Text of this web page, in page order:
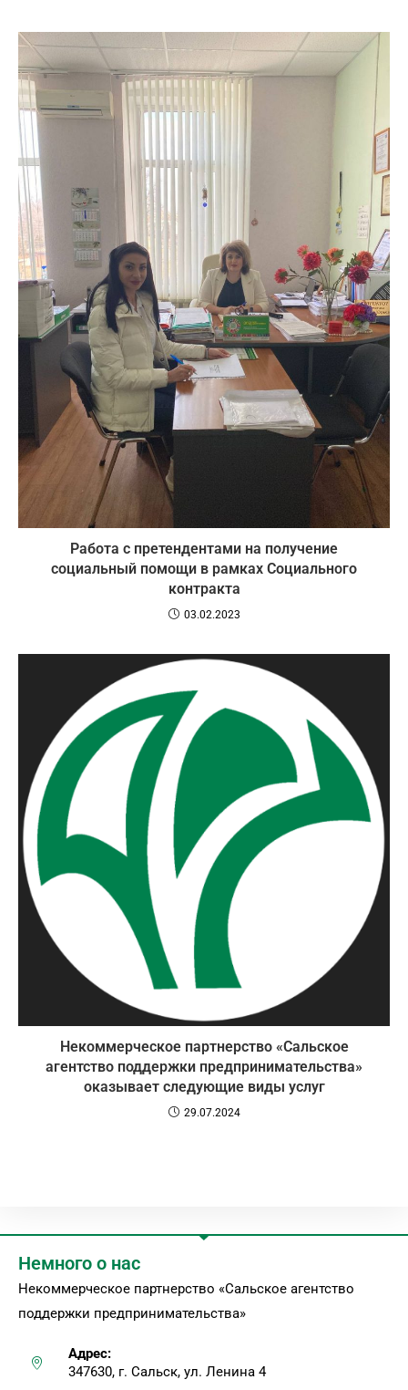
Работа с претендентами на получение
социальный помощи в рамках Социального
контракта
03.02.2023
Некоммерческое партнерство «Сальское
агентство поддержки предпринимательства»
оказывает следующие виды услуг
29.07.2024
Немного о нас
Некоммерческое партнерство «Сальское агентство
поддержки предпринимательства»
Адрес:
347630, г. Сальск, ул. Ленина 4